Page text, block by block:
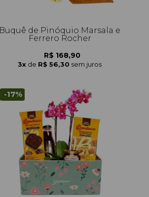
Buquê de Pinóquio Marsala e
Ferrero Rocher
R$ 168,90
3x de R$ 56,30 sem juros
-17%